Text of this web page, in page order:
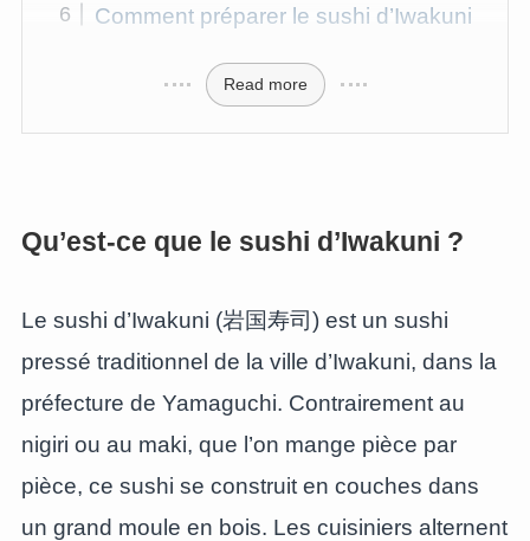
Comment préparer le sushi d’Iwakuni
Read more
Qu’est-ce que le sushi d’Iwakuni ?
Le sushi d’Iwakuni (岩国寿司) est un sushi
pressé traditionnel de la ville d’Iwakuni, dans la
préfecture de Yamaguchi. Contrairement au
nigiri ou au maki, que l’on mange pièce par
pièce, ce sushi se construit en couches dans
un grand moule en bois. Les cuisiniers alternent